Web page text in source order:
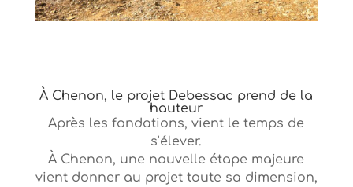
À Chenon, le projet Debessac prend de la
hauteur
Après les fondations, vient le temps de
s’élever.
À Chenon, une nouvelle étape majeure
vient donner au projet toute sa dimension,